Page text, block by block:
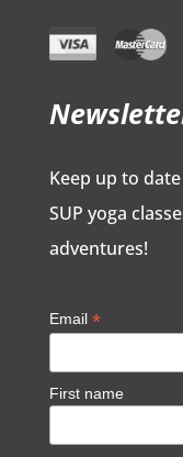
Keep up to
SUP yoga
adventures!
Email *
First name